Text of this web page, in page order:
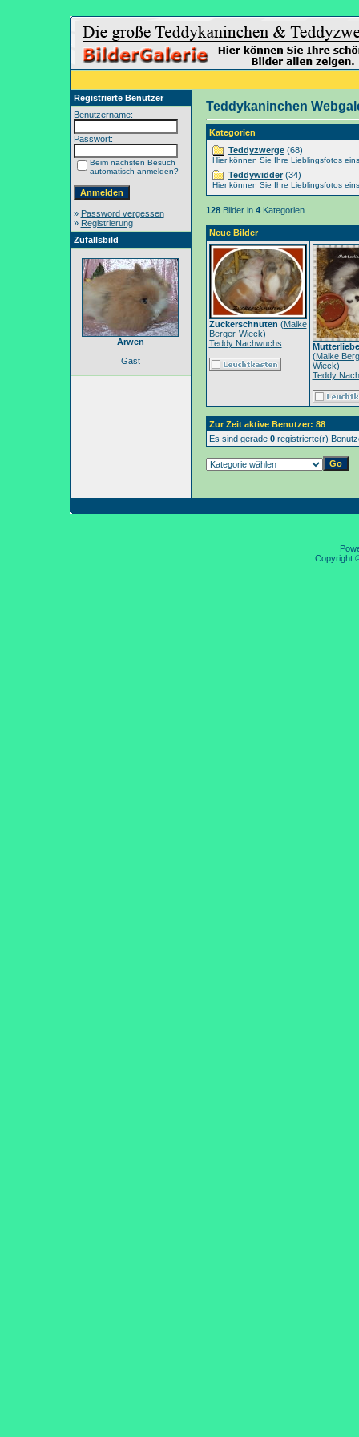
Registrierte Benutzer
Benutzername:
Passwort:
Beim nächsten Besuch
automatisch anmelden?
» Password vergessen
» Registrierung
Zufallsbild
Arwen
Gast
Teddykaninchen
Kategorien
Teddyzwerge(68)
Hier können Sie Ihre Lieblingsfotos
Teddywidder(34)
Hier können Sie Ihre Lieblingsfotos
128Bilder in 4Kategorien.
Neue Bilder
Zuckerschnuten (Maike
Berger-Wieck)
Teddy Nachwuchs
Mutterliebe
(Maike
Wieck)
Teddy
Zur Zeit aktive Benutzer: 88
Es sind gerade 0registrierte(r)
Copyright